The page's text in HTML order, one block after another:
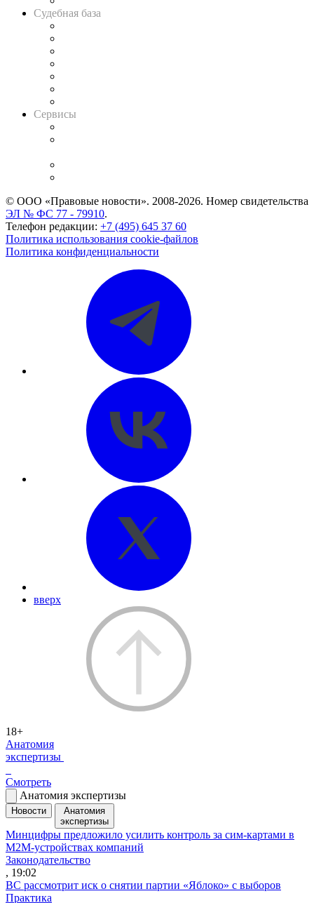
Судебная база
Сервисы
© ООО «Правовые новости». 2008-2026. Номер свидетельства
ЭЛ № ФС 77 - 79910.
Телефон редакции: +7 (495) 645 37 60
Политика использования cookie-файлов
Политика конфиденциальности
вверх
18+
Анатомия
экспертизы
Смотреть
Анатомия экспертизы
Новости
Анатомия
экспертизы
Минцифры предложило усилить контроль за сим-картами в
M2M-устройствах компаний
Законодательство
, 19:02
ВС рассмотрит иск о снятии партии «Яблоко» с выборов
Практика